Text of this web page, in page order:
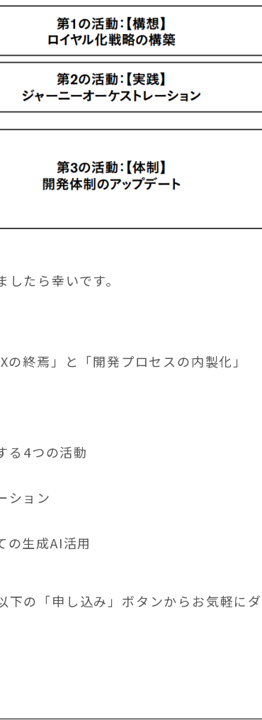
たら幸いです。
終焉」と「開発プロセスの内製化」
る4つの活動
ション
の生成AI活用
の「申し込み」ボタンからお気軽にダ